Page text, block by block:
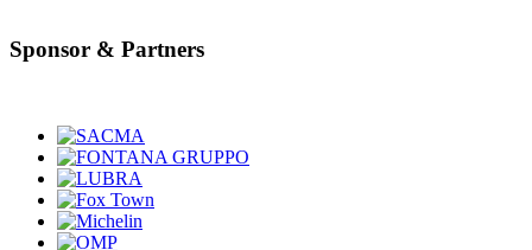
Sponsor & Partners